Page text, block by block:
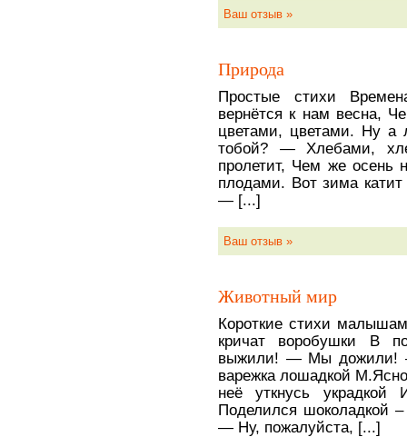
Ваш отзыв »
Природа
Простые стихи
вернётся к нам весна,
цветами, цветами. Ну а
тобой? — Хлебами,
пролетит, Чем же
плодами. Вот зима
— [...]
Ваш отзыв »
Животный мир
Короткие стихи
кричат воробушки В
выжили! — Мы
варежка лошадкой
неё уткнусь
Поделился шоколадкой
— Ну, пожалуйста, [...]